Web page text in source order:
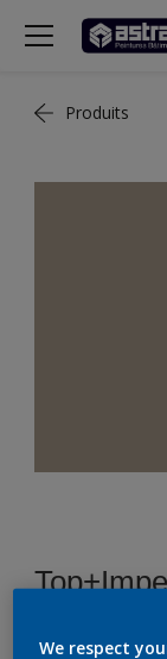
Produits
We respect